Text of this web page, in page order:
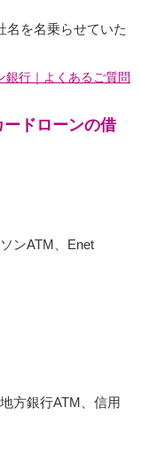
名を名乗らせていた
銀行｜よくあるご質問
ドローンの借
ンATM、Enet
方銀行ATM、信用